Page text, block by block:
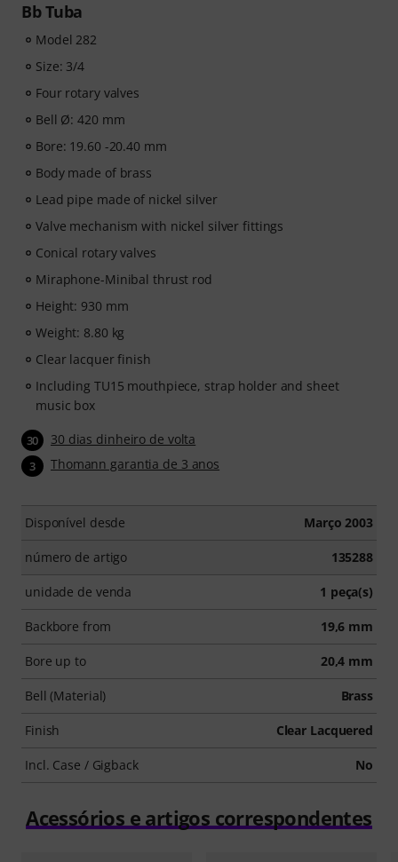
Bb Tuba
Model 282
Size: 3/4
Four rotary valves
Bell Ø: 420 mm
Bore: 19.60 -20.40 mm
Body made of brass
Lead pipe made of nickel silver
Valve mechanism with nickel silver fittings
Conical rotary valves
Miraphone-Minibal thrust rod
Height: 930 mm
Weight: 8.80 kg
Clear lacquer finish
Including TU15 mouthpiece, strap holder and sheet
music box
30 30 dias dinheiro de volta
3 Thomann garantia de 3 anos
Disponível desde Março 2003
número de artigo 135288
unidade de venda 1 peça(s)
Backbore from 19,6 mm
Bore up to 20,4 mm
Bell (Material) Brass
Finish Clear Lacquered
Incl. Case / Gigback No
Acessórios e artigos correspondentes